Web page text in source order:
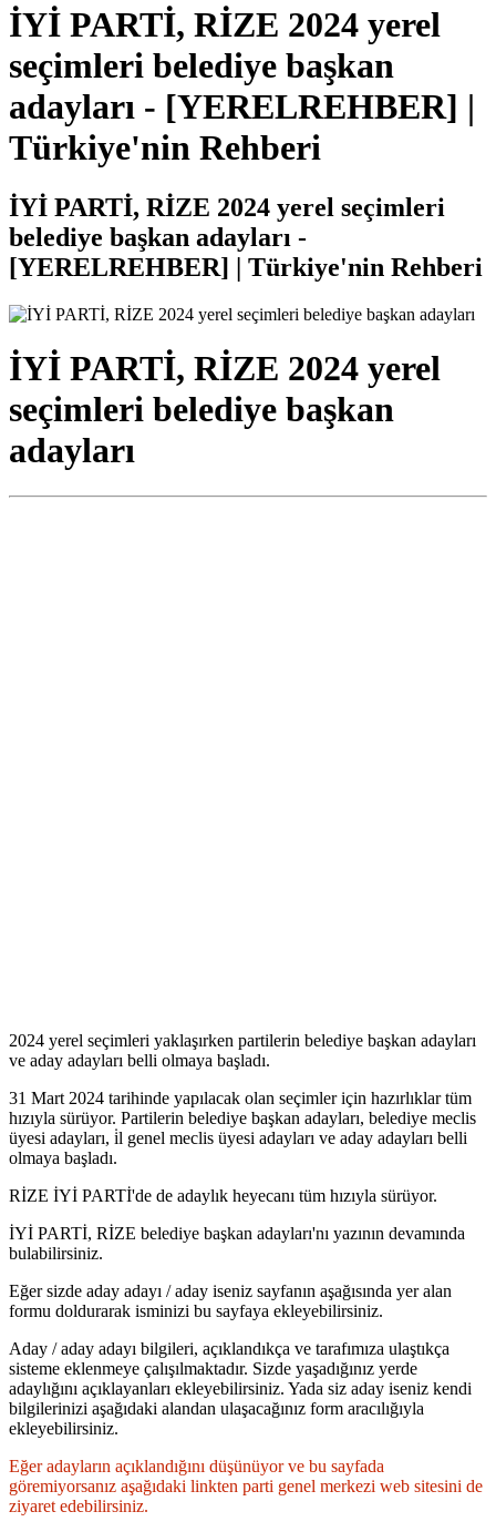
İYİ PARTİ, RİZE 2024 yerel
seçimleri belediye başkan
adayları - [YERELREHBER] |
Türkiye'nin Rehberi
İYİ PARTİ, RİZE 2024 yerel seçimleri
belediye başkan adayları -
[YERELREHBER] | Türkiye'nin Rehberi
İYİ PARTİ, RİZE 2024 yerel
seçimleri belediye başkan
adayları
2024 yerel seçimleri yaklaşırken partilerin belediye başkan adayları
ve aday adayları belli olmaya başladı.
31 Mart 2024 tarihinde yapılacak olan seçimler için hazırlıklar tüm
hızıyla sürüyor. Partilerin belediye başkan adayları, belediye meclis
üyesi adayları, i̇l genel meclis üyesi adayları ve aday adayları belli
olmaya başladı.
RİZE İYİ PARTİ'de de adaylık heyecanı tüm hızıyla sürüyor.
İYİ PARTİ, RİZE belediye başkan adayları'nı yazının devamında
bulabilirsiniz.
Eğer sizde aday adayı / aday iseniz sayfanın aşağısında yer alan
formu doldurarak isminizi bu sayfaya ekleyebilirsiniz.
Aday / aday adayı bilgileri, açıklandıkça ve tarafımıza ulaştıkça
sisteme eklenmeye çalışılmaktadır. Sizde yaşadığınız yerde
adaylığını açıklayanları ekleyebilirsiniz. Yada siz aday iseniz kendi
bilgilerinizi aşağıdaki alandan ulaşacağınız form aracılığıyla
ekleyebilirsiniz.
Eğer adayların açıklandığını düşünüyor ve bu sayfada
göremiyorsanız aşağıdaki linkten parti genel merkezi web sitesini de
ziyaret edebilirsiniz.